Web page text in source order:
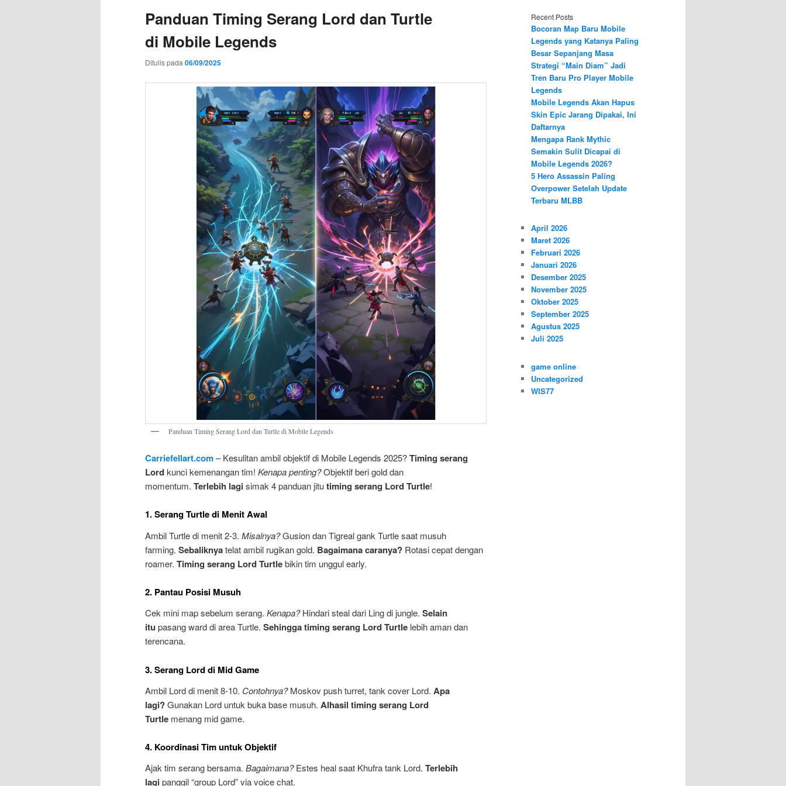
Panduan Timing Serang Lord dan Turtle
di Mobile Legends
Ditulis pada 06/09/2025
Panduan Timing Serang Lord dan Turtle di Mobile Legends
Carriefellart.com– Kesulitan ambil objektif di Mobile Legends 2025?Timing serang
Lordkunci kemenangan tim! Kenapa penting?Objektif beri gold dan
momentum. Terlebih lagisimak 4 panduan jitutiming serang Lord Turtle!
1. Serang Turtle di Menit Awal
Ambil Turtle di menit 2-3. Misalnya?Gusion dan Tigreal gank Turtle saat musuh
farming. Sebaliknyatelat ambil rugikan gold. Bagaimana caranya? Rotasi cepat dengan
roamer. Timing serang Lord Turtlebikin tim unggul early.
2. Pantau Posisi Musuh
Cek mini map sebelum serang. Kenapa?Hindari steal dari Ling di jungle. Selain
itu pasang ward di area Turtle. Sehinggatiming serang Lord Turtle lebih aman dan
terencana.
3. Serang Lord di Mid Game
Ambil Lord di menit 8-10. Contohnya?Moskov push turret, tank cover Lord. Apa
lagi?Gunakan Lord untuk buka base musuh. Alhasil timing serang Lord
Turtle menang mid game.
4. Koordinasi Tim untuk Objektif
Ajak tim serang bersama. Bagaimana?Estes heal saat Khufra tank Lord. Terlebih
lagipanggil “group Lord” via voice chat.
Recent Posts
Bocoran Map Baru Mobile
Legends yang Katanya Paling
Besar Sepanjang Masa
Strategi “Main Diam” Jadi
Tren Baru Pro Player Mobile
Legends
Mobile Legends Akan Hapus
Skin Epic Jarang Dipakai, Ini
Daftarnya
Mengapa Rank Mythic
Semakin Sulit Dicapai di
Mobile Legends 2026?
5 Hero Assassin Paling
Overpower Setelah Update
Terbaru MLBB
April 2026
Maret 2026
Februari 2026
Januari 2026
Desember 2025
November 2025
Oktober 2025
September 2025
Agustus 2025
Juli 2025
game online
Uncategorized
WIS77